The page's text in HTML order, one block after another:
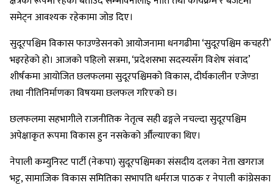
समेट्न आवश्यक रहेकामा जोड दिए।
सुदूरपश्चिम विकास फाउण्डेसनको आयोजनामा धनगढीमा ‘सुदूरपश्चिम कचहरी’
भइरहेको हो। आजको पहिलो सत्रमा, ‘प्रदेशसभा सदस्यसँग विशेष संवाद’
शीर्षकमा आयोजित छलफलमा सुदूरपश्चिमको विकास, दीर्घकालीन एजेण्डा
तथा नीतिनिर्माणका विषयमा छलफल गरिएको छ।
छलफलमा सहभागीले राजनीतिक नेतृत्व सही ढङ्गले नचल्दा सुदूरपश्चिम
अपेक्षाकृत रूपमा विकास हुन नसकेको औँल्याएका थिए।
नेपाली कम्युनिस्ट पार्टी (नेकपा) सुदूरपश्चिमका संसदीय दलका नेता खगराज
भट्ट, सामाजिक विकास समितिका सभापति धर्मराज पाठक र नेपाली कांग्रेसका